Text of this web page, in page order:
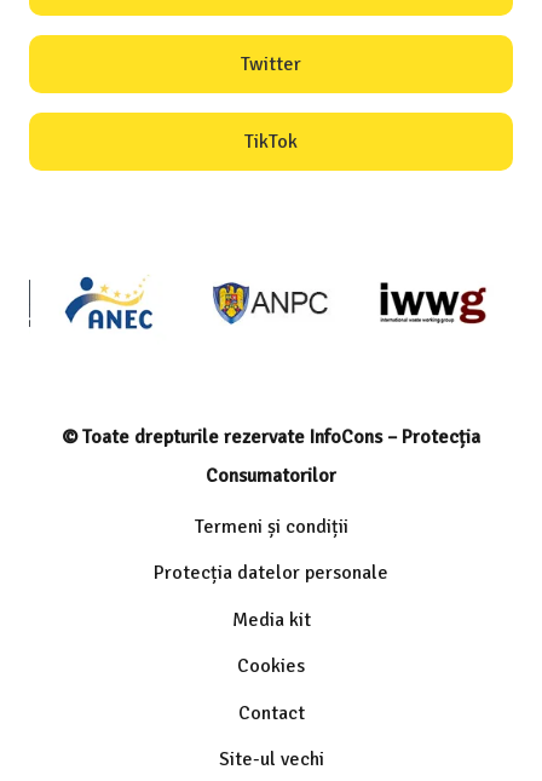
Twitter
TikTok
© Toate drepturile rezervate InfoCons – Protecția
Consumatorilor
Termeni și condiții
Protecția datelor personale
Media kit
Cookies
Contact
Site-ul vechi